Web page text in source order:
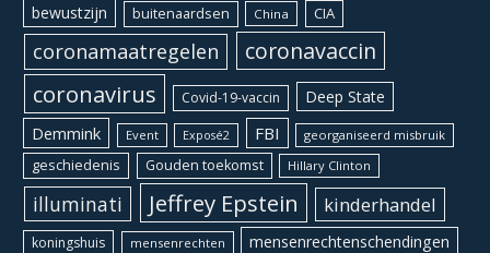
bewustzijn buitenaardsen China CIA
coronamaatregelen coronavaccin
coronavirus Covid-19-vaccin Deep State
Demmink Event Exposé2 FBI georganiseerd misbruik
geschiedenis Gouden toekomst Hillary Clinton
illuminati Jeffrey Epstein kinderhandel
koningshuis mensenrechten mensenrechtenschendingen